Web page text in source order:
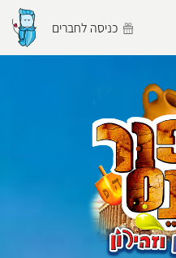
כניסה לחברים
הפרופיל שלי
התנתק